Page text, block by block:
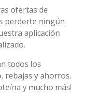
ofertas de
perderte ningún
aplicación
todos los
rebajas y ahorros.
y mucho más!